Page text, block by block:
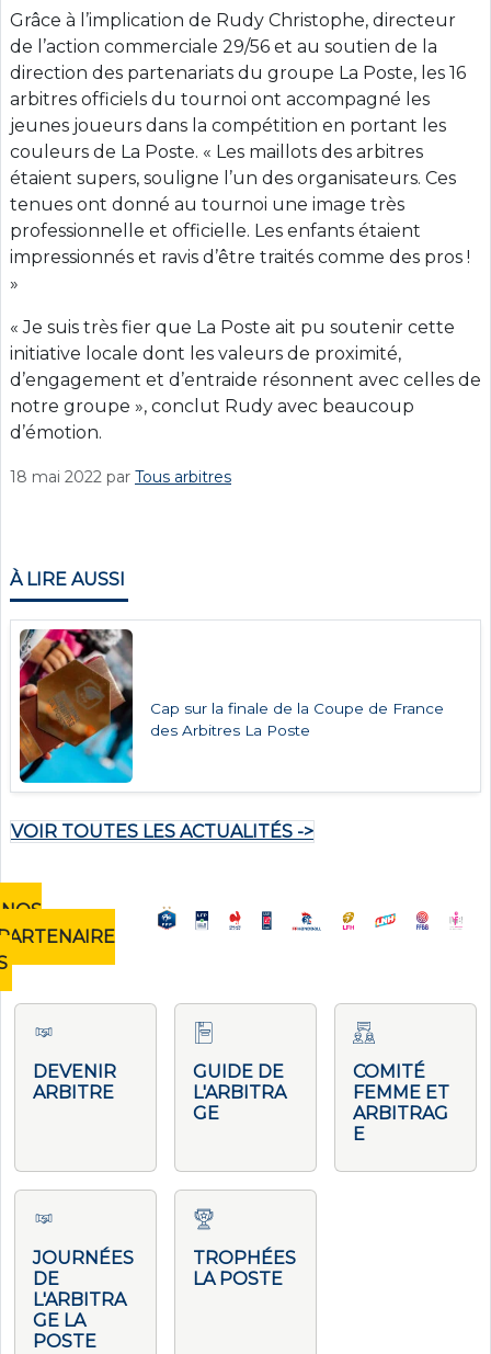
Grâce à l’implication de Rudy Christophe, directeur
de l’action commerciale 29/56 et au soutien de la
direction des partenariats du groupe La Poste, les 16
arbitres officiels du tournoi ont accompagné les
jeunes joueurs dans la compétition en portant les
couleurs de La Poste. « Les maillots des arbitres
étaient supers, souligne l’un des organisateurs. Ces
tenues ont donné au tournoi une image très
professionnelle et officielle. Les enfants étaient
impressionnés et ravis d’être traités comme des pros !
»
« Je suis très fier que La Poste ait pu soutenir cette
initiative locale dont les valeurs de proximité,
d’engagement et d’entraide résonnent avec celles de
notre groupe », conclut Rudy avec beaucoup
d’émotion.
18 mai 2022 par Tous arbitres
À LIRE AUSSI
Cap sur la finale de la Coupe de France
des Arbitres La Poste
VOIR TOUTES LES ACTUALITÉS ->
NOS
DEVENIR
ARBITRE
GUIDE DE
L'ARBITRA
GE
COMITÉ
FEMME ET
ARBITRAG
E
JOURNÉES
DE
L'ARBITRA
GE LA
POSTE
TROPHÉES
LA POSTE